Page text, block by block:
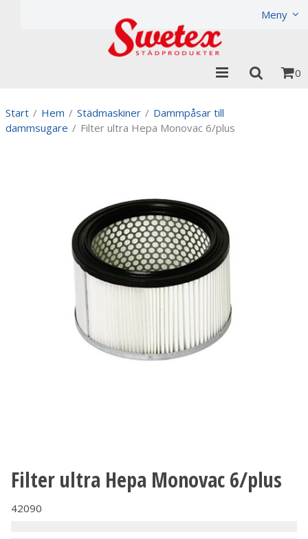
Meny
0
Start / Hem / Städmaskiner / Dammpåsar till
dammsugare / Filter ultra Hepa Monovac 6/plus
Filter ultra Hepa Monovac 6/plus
42090